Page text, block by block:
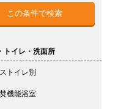
イレ・洗面所
トイレ別
機能浴室